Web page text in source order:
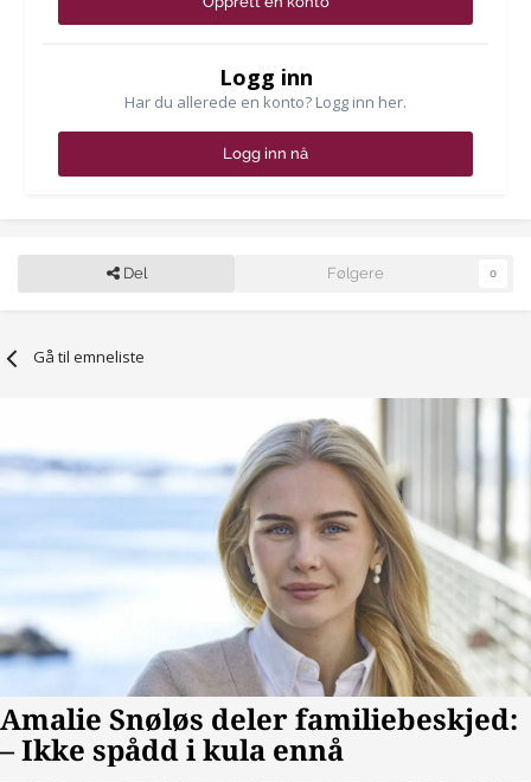
Logg inn
Har du allerede en konto? Logg inn her.
Logg inn nå
Del Følgere 0
Gå til emneliste